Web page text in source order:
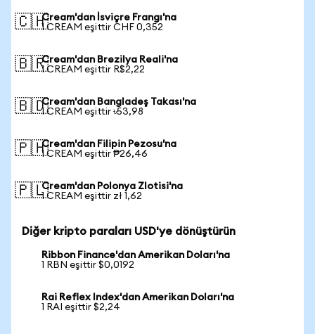
🇨🇭Cream'dan İsviçre Frangı'na
1 CREAM eşittir CHF 0,352
🇧🇷Cream'dan Brezilya Reali'na
1 CREAM eşittir R$2,22
🇧🇩Cream'dan Bangladeş Takası'na
1 CREAM eşittir ৳53,98
🇵🇭Cream'dan Filipin Pezosu'na
1 CREAM eşittir ₱26,46
🇵🇱Cream'dan Polonya Zlotisi'na
1 CREAM eşittir zł 1,62
Diğer kripto paraları USD'ye dönüştürün
Ribbon Finance'dan Amerikan Doları'na
1 RBN eşittir $0,0192
Rai Reflex Index'dan Amerikan Doları'na
1 RAI eşittir $2,24